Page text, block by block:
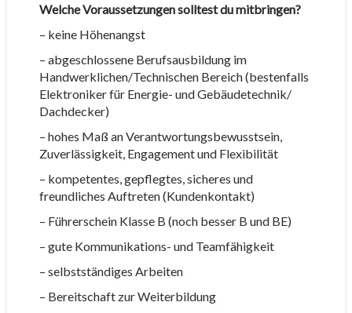
Welche Voraussetzungen solltest du mitbringen?
– keine Höhenangst
– abgeschlossene Berufsausbildung im
Handwerklichen/Technischen Bereich (bestenfalls
Elektroniker für Energie- und Gebäudetechnik/
Dachdecker)
– hohes Maß an Verantwortungsbewusstsein,
Zuverlässigkeit, Engagement und Flexibilität
– kompetentes, gepflegtes, sicheres und
freundliches Auftreten (Kundenkontakt)
– Führerschein Klasse B (noch besser B und BE)
– gute Kommunikations- und Teamfähigkeit
– selbstständiges Arbeiten
– Bereitschaft zur Weiterbildung